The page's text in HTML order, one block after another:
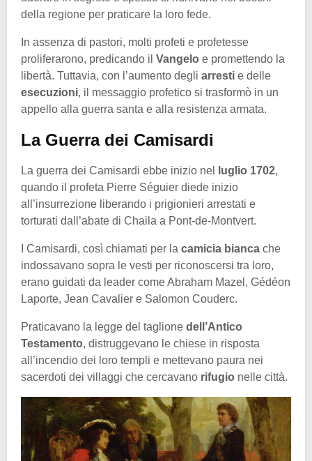
della regione per praticare la loro fede.
In assenza di pastori, molti profeti e profetesse
proliferarono, predicando il Vangelo e promettendo la
libertà. Tuttavia, con l’aumento degli arresti e delle
esecuzioni, il messaggio profetico si trasformò in un
appello alla guerra santa e alla resistenza armata.
La Guerra dei Camisardi
La guerra dei Camisardi ebbe inizio nel luglio 1702,
quando il profeta Pierre Séguier diede inizio
all’insurrezione liberando i prigionieri arrestati e
torturati dall’abate di Chaila a Pont-de-Montvert.
I Camisardi, così chiamati per la camicia bianca che
indossavano sopra le vesti per riconoscersi tra loro,
erano guidati da leader come Abraham Mazel, Gédéon
Laporte, Jean Cavalier e Salomon Couderc.
Praticavano la legge del taglione dell’Antico
Testamento, distruggevano le chiese in risposta
all’incendio dei loro templi e mettevano paura nei
sacerdoti dei villaggi che cercavano rifugio nelle città.